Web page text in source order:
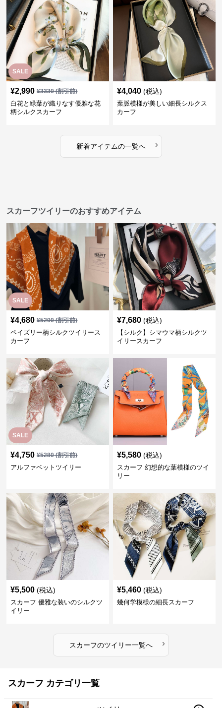
SALE
¥2,990 ¥3330(割引前)
白花と緑葉が織りなす優雅な花
柄シルクスカーフ
¥4,040 (税込)
葉脈模様が美しい細長シルクス
カーフ
新着アイテムの一覧へ ›
スカーフツイリーのおすすめアイテム
SALE
¥4,680 ¥5200(割引前)
ペイズリー柄シルクツイリース
カーフ
¥7,680 (税込)
【シルク】シマウマ柄シルクツ
イリースカーフ
SALE
¥4,750 ¥5280(割引前)
アルファベットツイリー
¥5,580 (税込)
スカーフ 幻想的な葉模様のツイ
リー
¥5,500 (税込)
スカーフ 優雅な装いのシルクツ
イリー
¥5,460 (税込)
幾何学模様の細長スカーフ
スカーフのツイリー一覧へ ›
スカーフ カテゴリ一覧